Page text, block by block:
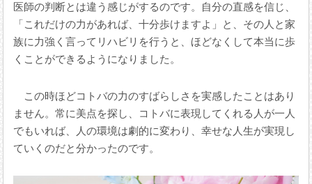
医師の判断とは違う感じがするのです。自分の直感を信じ、
「これだけの力があれば、十分歩けますよ」と、その人と家
族に力強く言ってリハビリを行うと、ほどなくして本当に歩
くことができるようになりました。
この時ほどコトバの力のすばらしさを実感したことはあり
ません。常に美点を探し、コトバに表現してくれる人が一人
でもいれば、人の環境は劇的に変わり、幸せな人生が実現し
ていくのだと分かったのです。